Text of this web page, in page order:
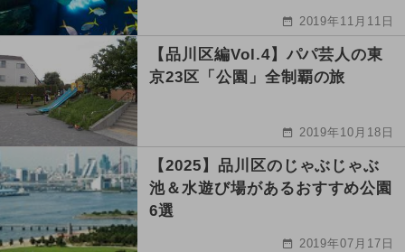
2019年11月11日
【品川区編Vol.4】パパ芸人の東
京23区「公園」全制覇の旅
2019年10月18日
【2025】品川区のじゃぶじゃぶ
池＆水遊び場があるおすすめ公園
6選
2019年07月17日